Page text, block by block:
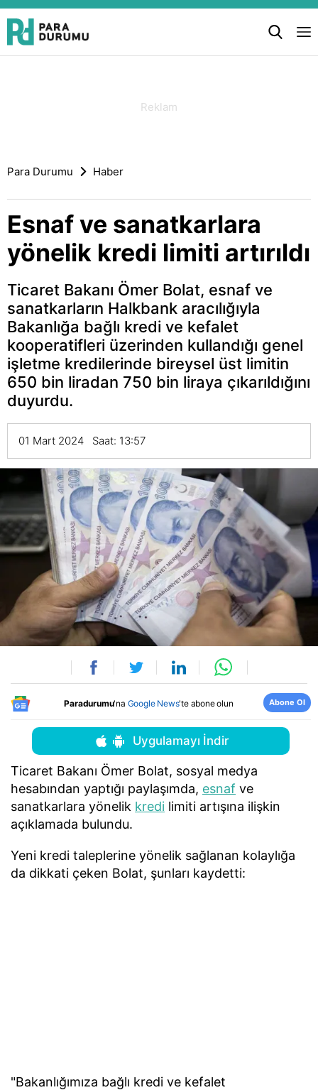
Para Durumu Haber
Esnaf ve sanatkarlara
yönelik kredi limiti artırıldı
Ticaret Bakanı Ömer Bolat, esnaf ve
sanatkarların Halkbank aracılığıyla
Bakanlığa bağlı kredi ve kefalet
kooperatifleri üzerinden kullandığı genel
işletme kredilerinde bireysel üst limitin
650 bin liradan 750 bin liraya çıkarıldığını
duyurdu.
01 Mart 2024 Saat: 13:57
Paradurumu'na Google News'te abone olun Abone Ol
Uygulamayı İndir
Ticaret Bakanı Ömer Bolat, sosyal medya
hesabından yaptığı paylaşımda, esnaf ve
sanatkarlara yönelik kredi limiti artışına ilişkin
açıklamada bulundu.
Yeni kredi taleplerine yönelik sağlanan kolaylığa
da dikkati çeken Bolat, şunları kaydetti:
"Bakanlığımıza bağlı kredi ve kefalet